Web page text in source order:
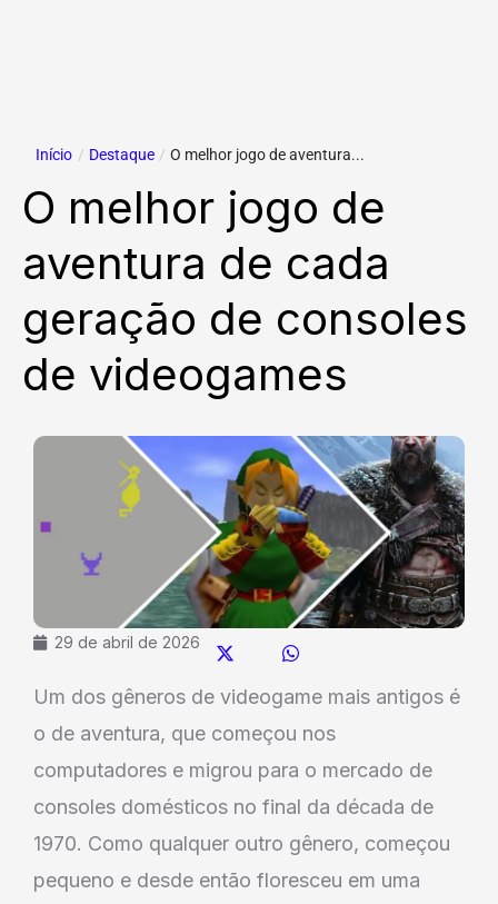
Início / Destaque / O melhor jogo de aventura...
O melhor jogo de
aventura de cada
geração de consoles
de videogames
29 de abril de 2026
Um dos gêneros de videogame mais antigos é
o de aventura, que começou nos
computadores e migrou para o mercado de
consoles domésticos no final da década de
1970. Como qualquer outro gênero, começou
pequeno e desde então floresceu em uma